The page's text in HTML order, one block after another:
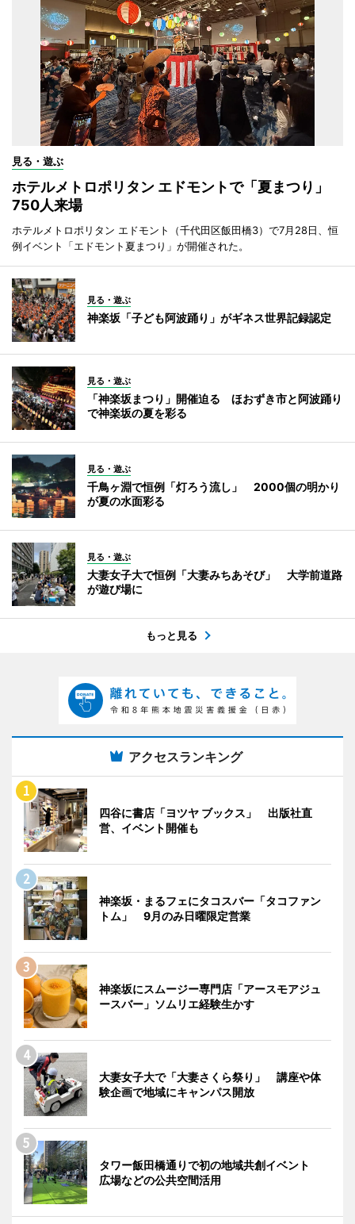
見る・遊ぶ
ホテルメトロポリタン エドモントで「夏まつり」
750人来場
ホテルメトロポリタン エドモント（千代田区飯田橋3）で7月28日、恒
例イベント「エドモント夏まつり」が開催された。
見る・遊ぶ
神楽坂「子ども阿波踊り」がギネス世界記録認定
見る・遊ぶ
「神楽坂まつり」開催迫る ほおずき市と阿波踊り
で神楽坂の夏を彩る
見る・遊ぶ
千鳥ヶ淵で恒例「灯ろう流し」 2000個の明かり
が夏の水面彩る
見る・遊ぶ
大妻女子大で恒例「大妻みちあそび」 大学前道路
が遊び場に
もっと見る
アクセスランキング
四谷に書店「ヨツヤ ブックス」 出版社直
営、イベント開催も
神楽坂・まるフェにタコスバー「タコファン
トム」 9月のみ日曜限定営業
神楽坂にスムージー専門店「アースモアジュ
ースバー」ソムリエ経験生かす
大妻女子大で「大妻さくら祭り」 講座や体
験企画で地域にキャンパス開放
タワー飯田橋通りで初の地域共創イベント
広場などの公共空間活用